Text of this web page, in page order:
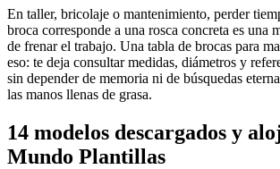
En taller, bricolaje o mantenimiento, perder
broca corresponde a una rosca concreta es una
de frenar el trabajo. Una tabla de brocas para
eso: te deja consultar medidas, diámetros y
sin depender de memoria ni de búsquedas
las manos llenas de grasa.
14 modelos descargados y
Mundo Plantillas